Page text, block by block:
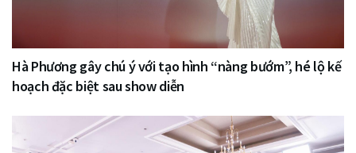
Hà Phương gây chú ý với tạo hình “nàng bướm”, hé lộ kế
hoạch đặc biệt sau show diễn